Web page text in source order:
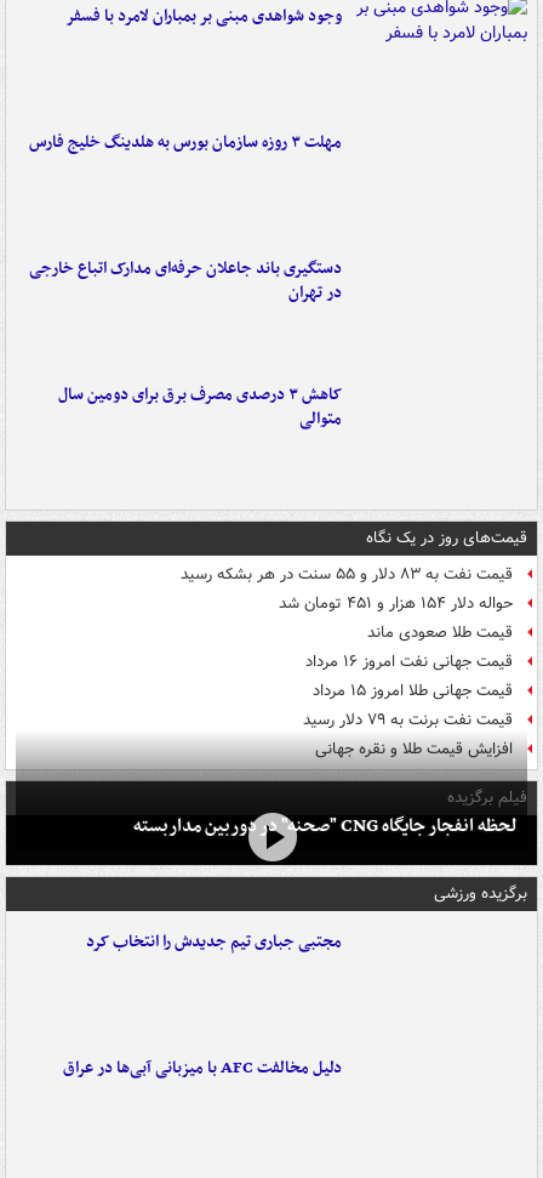
وجود شواهدی مبنی بر بمباران لامرد با فسفر
مهلت ۳ روزه سازمان بورس به هلدینگ خلیج فارس
دستگیری باند جاعلان حرفه‌ای مدارک اتباع خارجی
در تهران
کاهش ۳ درصدی مصرف برق برای دومین سال
متوالی
قیمت‌های روز در یک نگاه
قیمت نفت به ۸۳ دلار و ۵۵ سنت در هر بشکه رسید
حواله دلار ۱۵۴ هزار و ۴۵۱ تومان شد
قیمت طلا صعودی ماند
قیمت جهانی نفت امروز ۱۶ مرداد
قیمت جهانی طلا امروز ۱۵ مرداد
قیمت نفت برنت به ۷۹ دلار رسید
افزایش قیمت طلا و نقره جهانی
فیلم برگزیده
لحظه انفجار جایگاه CNG "صحنه" در دوربین مداربسته
برگزیده ورزشی
مجتبی جباری تیم جدیدش را انتخاب کرد
دلیل مخالفت AFC با میزبانی آبی‌ها در عراق